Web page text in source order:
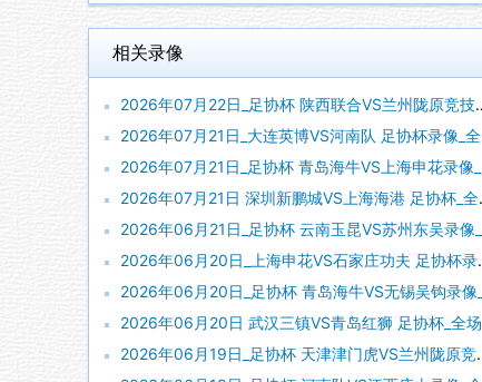
相关录像
2026年07月22日_足协杯 陕西联合VS兰州陇原竞技录像_全场录像【视频集锦】
2026年07月21日_大连英博VS河南队 足协杯录像_全场录像【全场回放】
2026年07月21日_足协杯 青岛海牛VS上海申花录像_全场录像【全场回放】
2026年07月21日 深圳新鹏城VS上海海港 足协杯_全场录像【全场回放】
2026年06月21日_足协杯 云南玉昆VS苏州东吴录像_全场录像【高清回放】
2026年06月20日_上海申花VS石家庄功夫 足协杯录像_全场录像【高清回放】
2026年06月20日_足协杯 青岛海牛VS无锡吴钩录像_全场录像【全场回放】
2026年06月20日 武汉三镇VS青岛红狮 足协杯_全场录像【全场回放】
2026年06月19日_足协杯 天津津门虎VS兰州陇原竞技录像_全场录像【视频集锦】